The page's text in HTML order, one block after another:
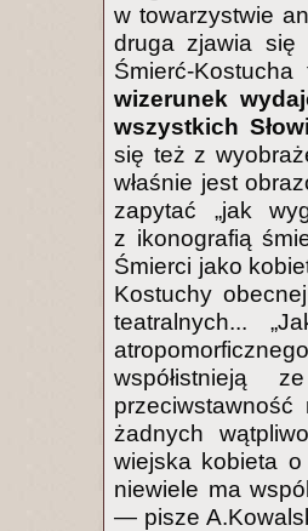
w towarzystwie
druga zjawia
Śmierć-
wizerunek
wszystkich
się też z
właśnie jest
zapytać „jak
z ikonografią
Śmierci jako
Kostuchy
teatralnych...
żadnych
wiejska kobieta
niewiele ma
— pisze